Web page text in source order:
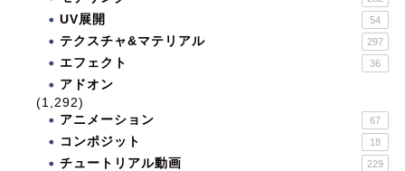
UV展開 54
テクスチャ&マテリアル 297
エフェクト 36
アドオン
(1,292)
アニメーション
67
コンポジット 18
チュートリアル動画 229